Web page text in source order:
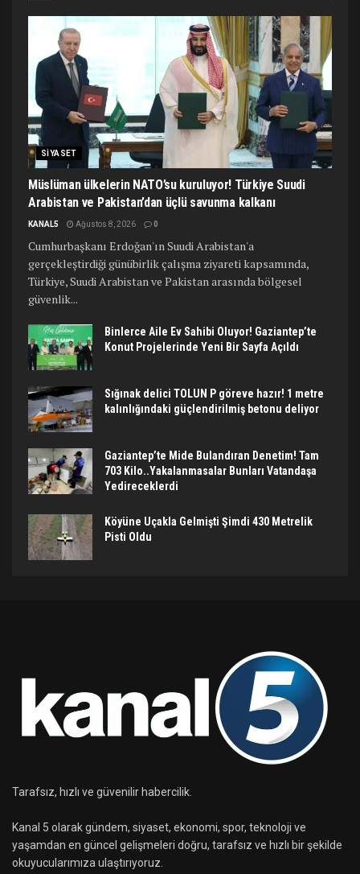
SIYASET
Müslüman ülkelerin NATO’su kuruluyor! Türkiye Suudi
Arabistan ve Pakistan’dan üçlü savunma kalkanı
KANAL5 Ağustos 8, 2026 0
Cumhurbaşkanı Erdoğan'ın Suudi Arabistan'a
gerçekleştirdiği günübirlik çalışma ziyareti kapsamında,
Türkiye, Suudi Arabistan ve Pakistan arasında bölgesel
güvenlik...
Binlerce Aile Ev Sahibi Oluyor! Gaziantep’te
Konut Projelerinde Yeni Bir Sayfa Açıldı
Sığınak delici TOLUN P göreve hazır! 1 metre
kalınlığındaki güçlendirilmiş betonu deliyor
Gaziantep’te Mide Bulandıran Denetim! Tam
703 Kilo..Yakalanmasalar Bunları Vatandaşa
Yedireceklerdi
Köyüne Uçakla Gelmişti Şimdi 430 Metrelik
Pisti Oldu
Tarafsız, hızlı ve güvenilir habercilik.
Kanal 5 olarak gündem, siyaset, ekonomi, spor, teknoloji ve
yaşamdan en güncel gelişmeleri doğru, tarafsız ve hızlı bir şekilde
okuyucularımıza ulaştırıyoruz.